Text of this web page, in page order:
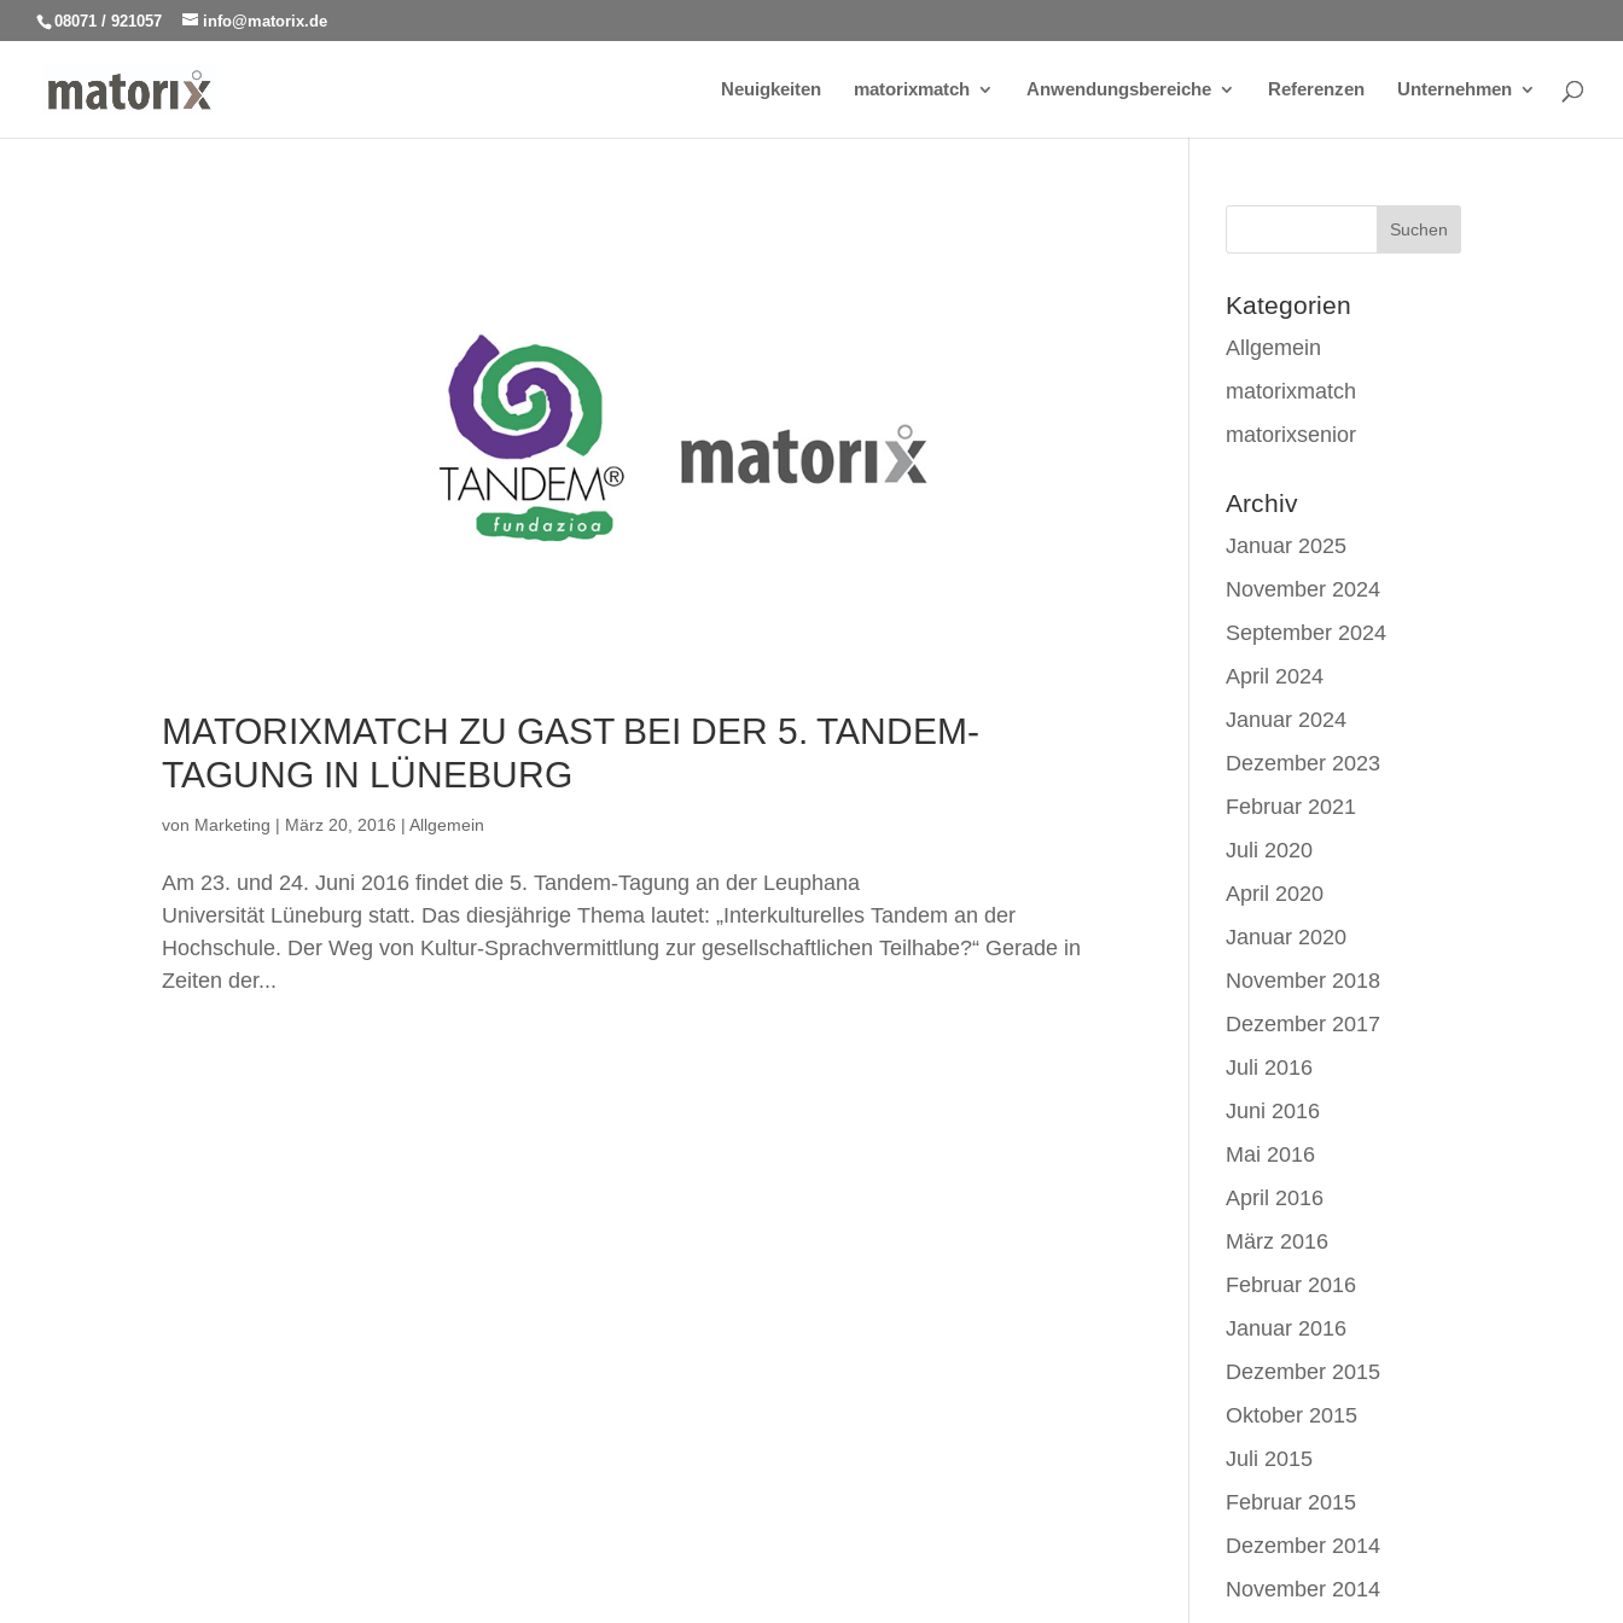
08071 / 921057 info@matorix.de
Neuigkeiten matorixmatch Anwendungsbereiche Referenzen Unternehmen
MATORIXMATCH ZU GAST BEI DER 5. TANDEM-
TAGUNG IN LÜNEBURG
von Marketing | März 20, 2016 |Allgemein
Am 23. und 24. Juni 2016 findet die 5. Tandem-Tagung an der Leuphana
Universität Lüneburg statt. Das diesjährige Thema lautet: „Interkulturelles Tandem an der
Hochschule. Der Weg von Kultur-Sprachvermittlung zur gesellschaftlichen Teilhabe?“ Gerade in
Zeiten der...
Kategorien
Allgemein
matorixmatch
matorixsenior
Archiv
Januar 2025
November 2024
September 2024
April 2024
Januar 2024
Dezember 2023
Februar 2021
Juli 2020
April 2020
Januar 2020
November 2018
Dezember 2017
Juli 2016
Juni 2016
Mai 2016
April 2016
März 2016
Februar 2016
Januar 2016
Dezember 2015
Oktober 2015
Juli 2015
Februar 2015
Dezember 2014
November 2014